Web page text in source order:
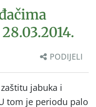
PODIJELI
jabuka i
tom je periodu palo